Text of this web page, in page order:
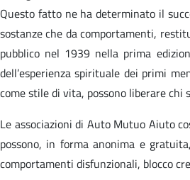
Questo fatto ne ha determinato il
sostanze che da comportamenti,
pubblico nel 1939 nella prima
dell’esperienza spirituale dei primi
come stile di vita, possono liberare chi
Le associazioni di Auto Mutuo Aiuto
possono, in forma anonima e
comportamenti disfunzionali, blocco